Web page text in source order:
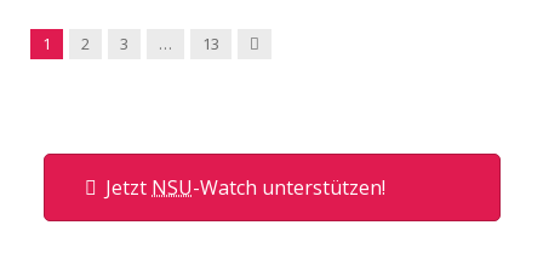
1 2 3 … 13 Next
Jetzt NSU-Watch unterstützen!